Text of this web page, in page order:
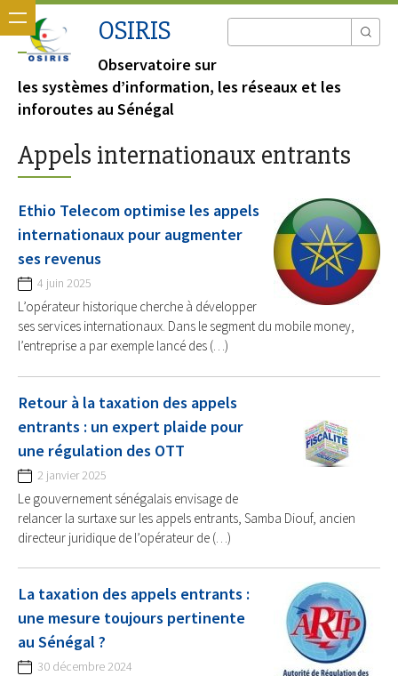
OSIRIS
Observatoire sur
les systèmes d’information, les réseaux et les
inforoutes au Sénégal
Appels internationaux entrants
Ethio Telecom optimise les appels
internationaux pour augmenter
ses revenus
4 juin 2025
L’opérateur historique cherche à développer
ses services internationaux. Dans le segment du mobile money,
l’entreprise a par exemple lancé des (…)
Retour à la taxation des appels
entrants : un expert plaide pour
une régulation des OTT
2 janvier 2025
Le gouvernement sénégalais envisage de
relancer la surtaxe sur les appels entrants, Samba Diouf, ancien
directeur juridique de l’opérateur de (…)
La taxation des appels entrants :
une mesure toujours pertinente
au Sénégal ?
30 décembre 2024